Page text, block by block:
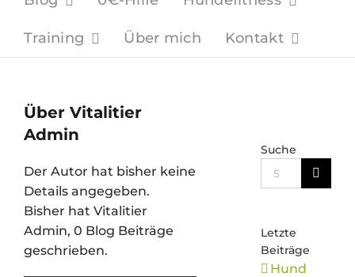
Training Über mich Kontakt
Über Vitalitier
Admin
Der Autor hat bisher keine
Details angegeben.
Bisher hat Vitalitier
Admin, 0 Blog Beiträge
geschrieben.
Suche
Suche
nach:
Letzte
Beiträge
Hund